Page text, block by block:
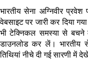
भारतीय सेना अग्निवीर
वेबसाइट पर जारी कर दिया
भी टेक्निकल समस्या से बचने
डाउनलोड कर लें। भारतीय
तिथियां नीचे दी गई सारणी में